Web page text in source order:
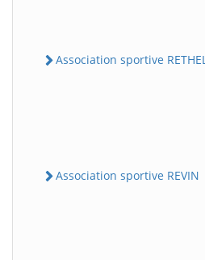
Association sportive RETHEL
Association sportive REVIN